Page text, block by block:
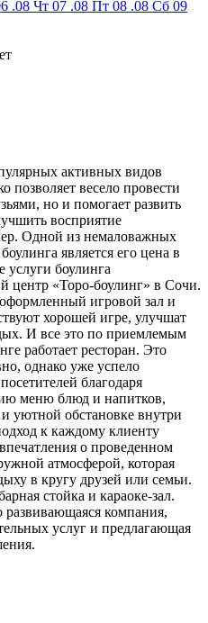
.08 Чт 07 .08 Пт 08 .08 Сб 09
активных видов
позволяет весело провести
но и помогает развить
восприятие
Одной из немаловажных
является его цена в
услуги боулинга
центр «Торо-боулинг» в Сочи.
игровой зал и
хорошей игре, улучшат
И все это по приемлемым
работает ресторан. Это
однако уже успело
благодаря
меню блюд и напитков,
уютной обстановке внутри
к каждому клиенту
о проведенном
атмосферой, которая
в кругу друзей или семьи.
стойка и караоке-зал.
компания,
услуг и предлагающая